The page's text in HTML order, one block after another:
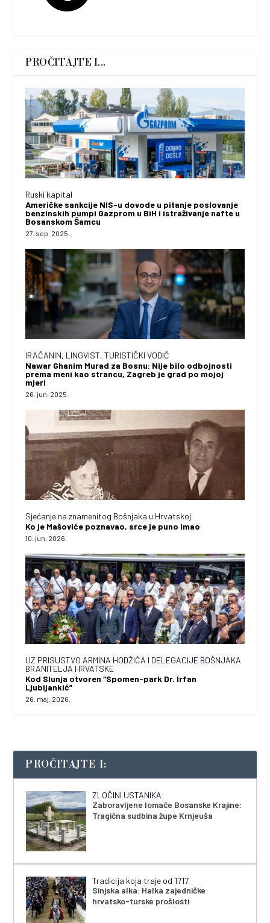
PROČITAJTE I...
Ruski kapital
Američke sankcije NIS-u dovode u pitanje poslovanje
benzinskih pumpi Gazprom u BiH i istraživanje nafte u
Bosanskom Šamcu
27. sep. 2025.
IRAČANIN, LINGVIST, TURISTIČKI VODIČ
Nawar Ghanim Murad za Bosnu: Nije bilo odbojnosti
prema meni kao strancu, Zagreb je grad po mojoj
mjeri
26. jun. 2025.
Sjećanje na znamenitog Bošnjaka u Hrvatskoj
Ko je Mašoviće poznavao, srce je puno imao
10. jun. 2026.
UZ PRISUSTVO ARMINA HODŽIĆA I DELEGACIJE BOŠNJAKA
BRANITELJA HRVATSKE
Kod Slunja otvoren “Spomen-park Dr. Irfan
Ljubijankić”
26. maj. 2026.
PROČITAJTE I:
ZLOČINI USTANIKA
Zaboravljene lomače Bosanske Krajine:
Tragična sudbina župe Krnjeuša
Tradicija koja traje od 1717.
Sinjska alka: Halka zajedničke
hrvatsko-turske prošlosti